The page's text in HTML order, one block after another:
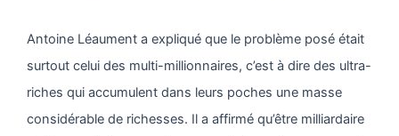
Antoine Léaument a expliqué que le problème posé était
surtout celui des multi-millionnaires, c’est à dire des ultra-
riches qui accumulent dans leurs poches une masse
considérable de richesses. Il a affirmé qu’être milliardaire